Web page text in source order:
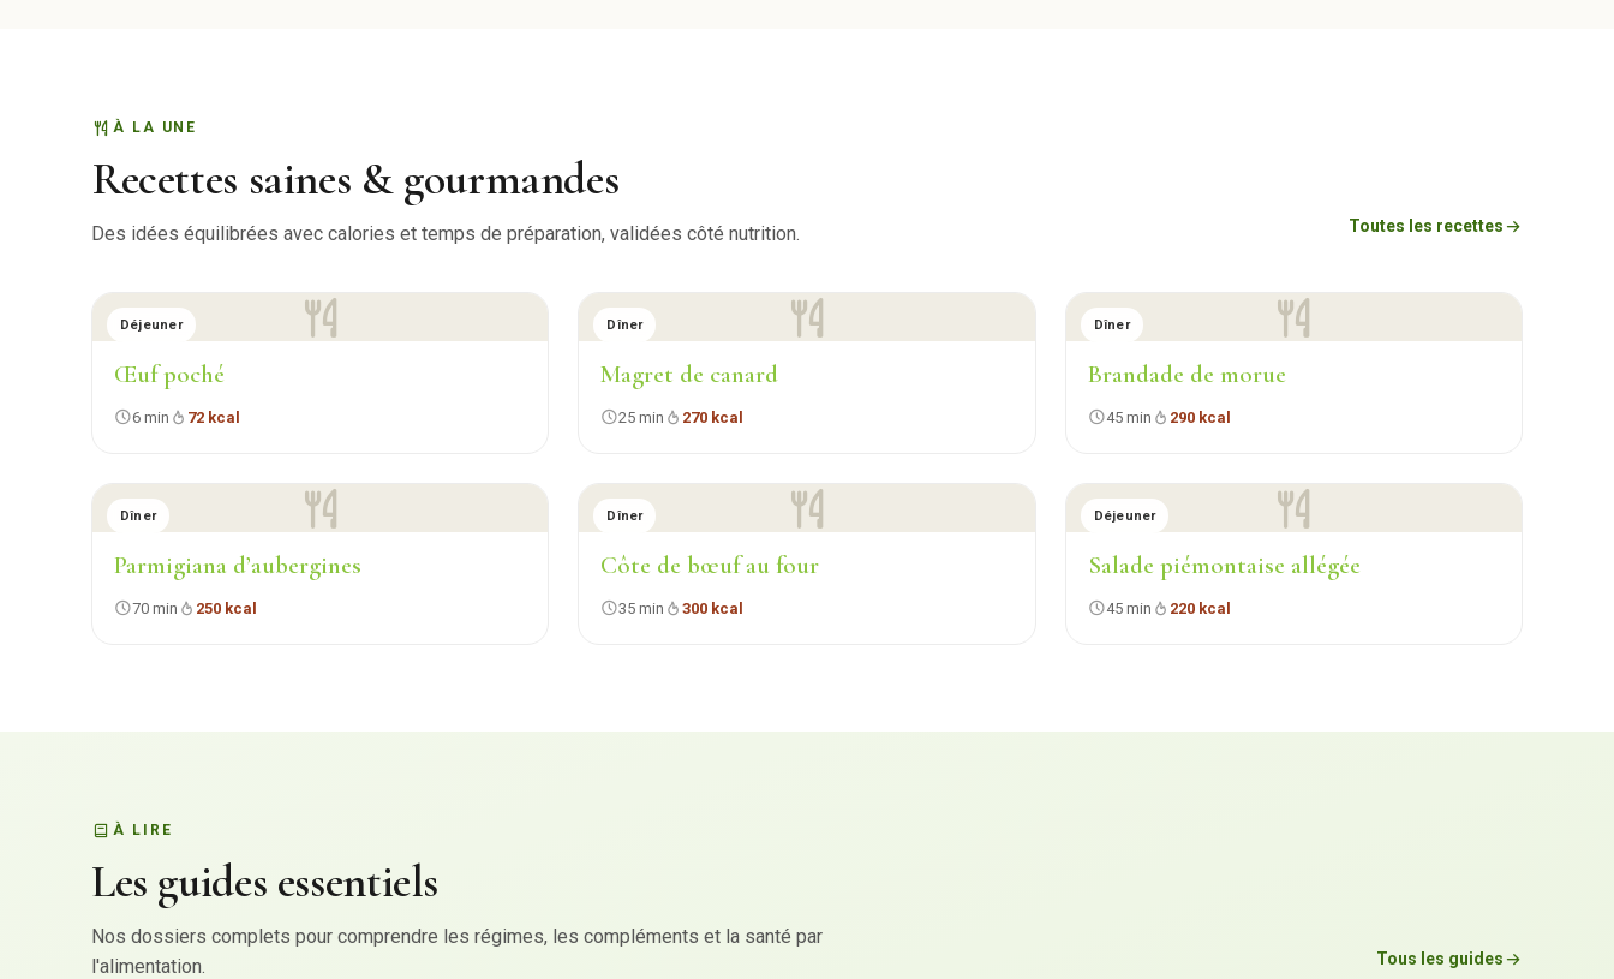
À LA UNE
Recettes saines & gourmandes
Des idées équilibrées avec calories et temps de préparation, validées côté nutrition. Toutes les recettes
Déjeuner
Œuf poché
6 min 72 kcal
Dîner
Magret de canard
25 min 270 kcal
Dîner
Brandade de morue
45 min 290 kcal
Dîner
Parmigiana d’aubergines
70 min 250 kcal
Dîner
Côte de bœuf au four
35 min 300 kcal
Déjeuner
Salade piémontaise allégée
45 min 220 kcal
À LIRE
Les guides essentiels
Nos dossiers complets pour comprendre les régimes, les compléments et la santé par
l'alimentation.
Tous les guides